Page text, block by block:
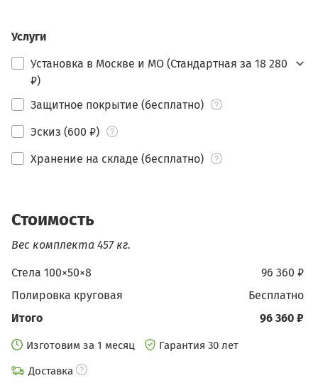
Услуги
Установка в Москве и МО (Стандартная за 18 280
₽)
Защитное покрытие (бесплатно)
Эскиз (600 ₽)
Хранение на складе (бесплатно)
Стоимость
Вес комплекта 457 кг.
96 360 ₽
Стела 100×50×8
бесплатно
Полировка круговая
96 360 ₽
Итого
Изготовим за 1 месяц
Гарантия 30 лет
Доставка